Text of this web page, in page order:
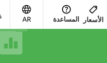
الأسعار المساعدة AR